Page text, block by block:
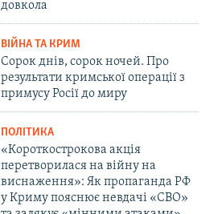
довкола
ВІЙНА ТА КРИМ
Сорок днів, сорок ночей. Про
результати кримської операції з
примусу Росії до миру
ПОЛІТИКА
«Короткострокова акція
перетворилася на війну на
виснаження»: Як пропаганда РФ
у Криму пояснює невдачі «СВО»